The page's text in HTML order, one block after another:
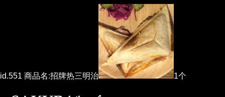
id.551 商品名:招牌热三明治 1个